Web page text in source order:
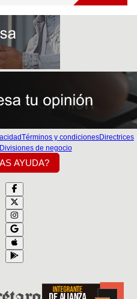
Términos y condicionesDirectrices
de negocio
AYUDA?